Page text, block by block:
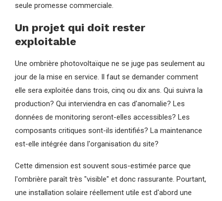
seule promesse commerciale.
Un projet qui doit rester
exploitable
Une ombrière photovoltaïque ne se juge pas seulement au
jour de la mise en service. Il faut se demander comment
elle sera exploitée dans trois, cinq ou dix ans. Qui suivra la
production? Qui interviendra en cas d'anomalie? Les
données de monitoring seront-elles accessibles? Les
composants critiques sont-ils identifiés? La maintenance
est-elle intégrée dans l'organisation du site?
Cette dimension est souvent sous-estimée parce que
l'ombrière paraît très "visible" et donc rassurante. Pourtant,
une installation solaire réellement utile est d'abord une